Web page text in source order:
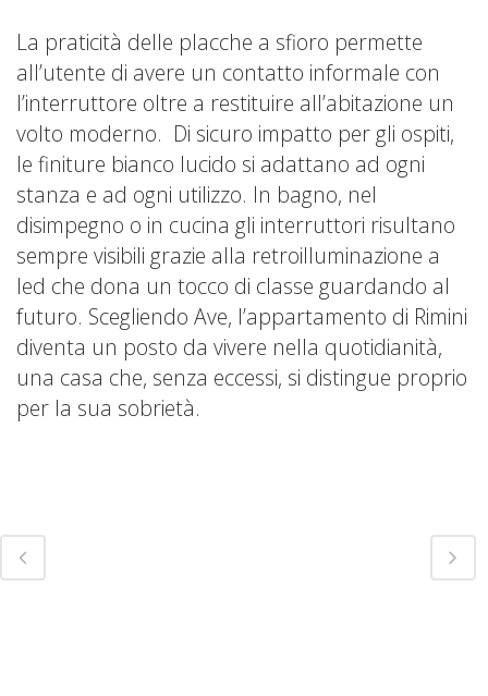
La praticità delle placche a sfioro permette
all’utente di avere un contatto informale con
l’interruttore oltre a restituire all’abitazione un
volto moderno. Di sicuro impatto per gli ospiti,
le finiture bianco lucido si adattano ad ogni
stanza e ad ogni utilizzo. In bagno, nel
disimpegno o in cucina gli interruttori risultano
sempre visibili grazie alla retroilluminazione a
led che dona un tocco di classe guardando al
futuro. Scegliendo Ave, l’appartamento di Rimini
diventa un posto da vivere nella quotidianità,
una casa che, senza eccessi, si distingue proprio
per la sua sobrietà.